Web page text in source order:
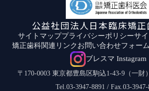
公益社団法人日本臨床矯
サイトマッププライバシーポリシーサ
矯正歯科関連リンクお問い合わせフォーム
ブレスマ Instagram
〒170-0003 東京都豊島区駒込1-43-9（一財
Tel.03-3947-8891 / Fax.03-3947-